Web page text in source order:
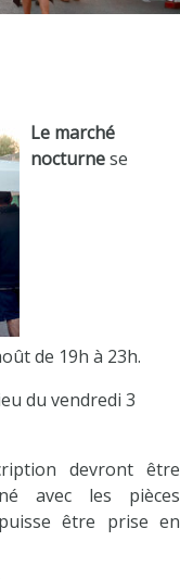
Le marché
nocturnese
de 19h à 23h.
du vendredi 3
devront être
avec les pièces
être prise en